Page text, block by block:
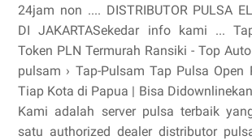
24jam non .... DISTRIBUTOR PULSA
DI JAKARTASekedar info kami ...
Token PLN Termurah Ransiki - Top
pulsam › Tap-Pulsam Tap Pulsa Open
Tiap Kota di Papua | Bisa
Kami adalah server pulsa terbaik
satu authorized dealer distributor